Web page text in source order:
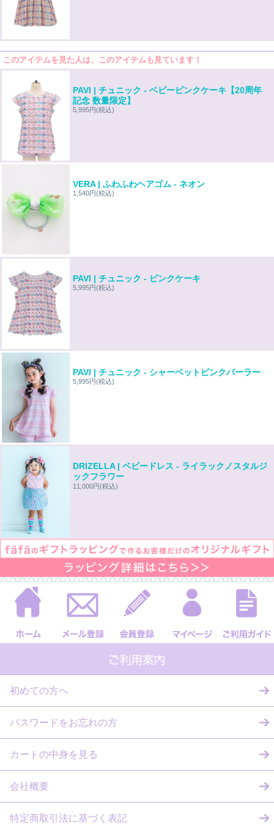
このアイテムを見た人は、このアイテムも見ています！
PAVI | チュニック - ベビーピンクケーキ【20周年
記念 数量限定】
5,995円(税込)
VERA | ふわふわヘアゴム - ネオン
1,540円(税込)
PAVI | チュニック - ピンクケーキ
5,995円(税込)
PAVI | チュニック - シャーベットピンクパーラー
5,995円(税込)
DRIZELLA | ベビードレス - ライラックノスタルジ
ックフラワー
11,000円(税込)
初めての方へ
パスワードをお忘れの方
カートの中身を見る
会社概要
特定商取引法に基づく表記